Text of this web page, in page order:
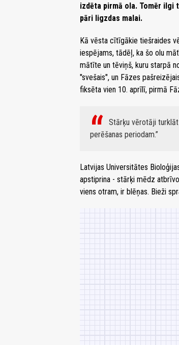
izdēta pirmā ola. Tomēr ilgi
pāri ligzdas malai.
Kā vēsta cītīgākie tiešraides
iespējams, tādēļ, ka šo olu
mātīte un tēviņš, kuru starpā
"svešais", un Fāzes
fiksēta vien 10. aprīlī, pirmā
Stārķu vērotāji
perēšanas periodam.
Latvijas Universitātes
apstiprina - stārķi mēdz
viens otram, ir blēņas. Bieži